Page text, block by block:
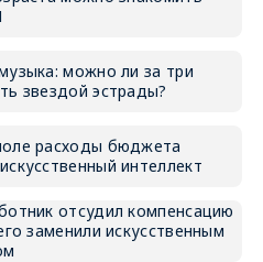
можно ли за три
звездой эстрады?
расходы бюджета
интеллект
отсудил компенсацию
заменили искусственным